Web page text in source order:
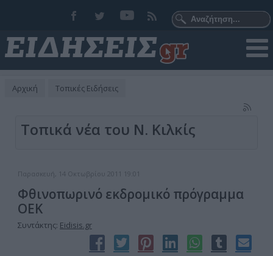
Αρχική Τοπικές Ειδήσεις
Τοπικά νέα του Ν. Κιλκίς
Παρασκευή, 14 Οκτωβρίου 2011 19:01
Φθινοπωρινό εκδρομικό πρόγραμμα
ΟΕΚ
Συντάκτης: Eidisis.gr